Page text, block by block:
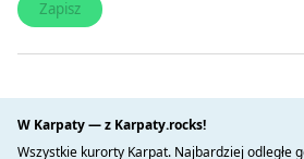
W Karpaty — z Karpaty.rocks!
Wszystkie kurorty Karpat. Najbardziej odległe